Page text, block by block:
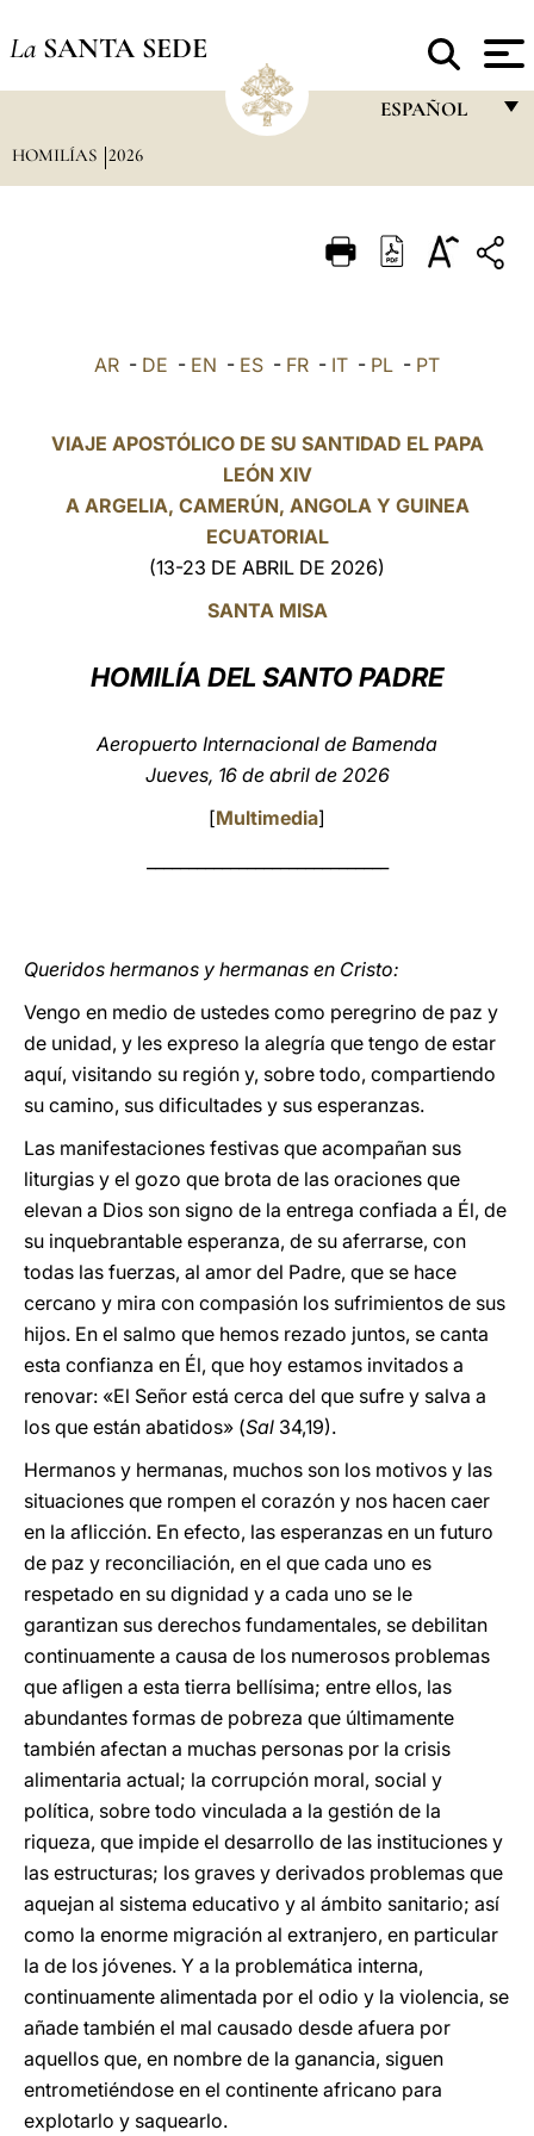
La SANTA SEDE
ESPAÑOL
ITALIANO
POLSKI
LATINE
HOMILÍAS 2026
AR - DE - EN - ES - FR - IT - PL - PT
VIAJE APOSTÓLICO DE SU SANTIDAD EL PAPA
LEÓN XIV
A ARGELIA, CAMERÚN, ANGOLA Y GUINEA
ECUATORIAL
(13-23 DE ABRIL DE 2026)
SANTA MISA
HOMILÍA DEL SANTO PADRE
Aeropuerto Internacional de Bamenda
Jueves, 16 de abril de 2026
[Multimedia]
Queridos hermanos y hermanas en Cristo:
Vengo en medio de ustedes como peregrino de paz y
de unidad, y les expreso la alegría que tengo de estar
aquí, visitando su región y, sobre todo, compartiendo
su camino, sus dificultades y sus esperanzas.
Las manifestaciones festivas que acompañan sus
liturgias y el gozo que brota de las oraciones que
elevan a Dios son signo de la entrega confiada a Él, de
su inquebrantable esperanza, de su aferrarse, con
todas las fuerzas, al amor del Padre, que se hace
cercano y mira con compasión los sufrimientos de sus
hijos. En el salmo que hemos rezado juntos, se canta
esta confianza en Él, que hoy estamos invitados a
renovar: «El Señor está cerca del que sufre y salva a
los que están abatidos» (Sal 34,19).
Hermanos y hermanas, muchos son los motivos y las
situaciones que rompen el corazón y nos hacen caer
en la aflicción. En efecto, las esperanzas en un futuro
de paz y reconciliación, en el que cada uno es
respetado en su dignidad y a cada uno se le
garantizan sus derechos fundamentales, se debilitan
continuamente a causa de los numerosos problemas
que afligen a esta tierra bellísima; entre ellos, las
abundantes formas de pobreza que últimamente
también afectan a muchas personas por la crisis
alimentaria actual; la corrupción moral, social y
política, sobre todo vinculada a la gestión de la
riqueza, que impide el desarrollo de las instituciones y
las estructuras; los graves y derivados problemas que
aquejan al sistema educativo y al ámbito sanitario; así
como la enorme migración al extranjero, en particular
la de los jóvenes. Y a la problemática interna,
continuamente alimentada por el odio y la violencia, se
añade también el mal causado desde afuera por
aquellos que, en nombre de la ganancia, siguen
entrometiéndose en el continente africano para
explotarlo y saquearlo.